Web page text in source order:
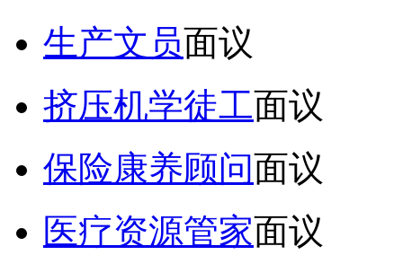
生产文员面议
挤压机学徒工面议
保险康养顾问面议
医疗资源管家面议